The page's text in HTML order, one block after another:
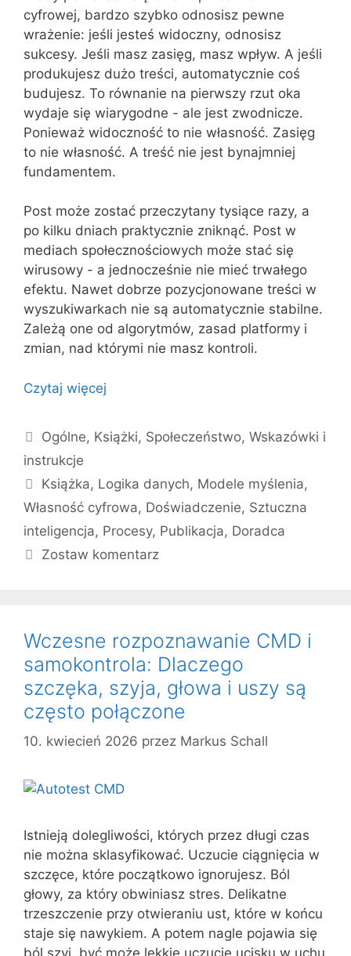
cyfrowej, bardzo szybko odnosisz pewne
wrażenie: jeśli jesteś widoczny, odnosisz
sukcesy. Jeśli masz zasięg, masz wpływ. A jeśli
produkujesz dużo treści, automatycznie coś
budujesz. To równanie na pierwszy rzut oka
wydaje się wiarygodne - ale jest zwodnicze.
Ponieważ widoczność to nie własność. Zasięg
to nie własność. A treść nie jest bynajmniej
fundamentem.
Post może zostać przeczytany tysiące razy, a
po kilku dniach praktycznie zniknąć. Post w
mediach społecznościowych może stać się
wirusowy - a jednocześnie nie mieć trwałego
efektu. Nawet dobrze pozycjonowane treści w
wyszukiwarkach nie są automatycznie stabilne.
Zależą one od algorytmów, zasad platformy i
zmian, nad którymi nie masz kontroli.
Czytaj więcej
Kategorie
Ogólne, Książki, Społeczeństwo,Wskazówki i
instrukcje
Tagi
Książka, Logika danych, Modele myślenia,
Własność cyfrowa, Doświadczenie, Sztuczna
inteligencja, Procesy, Publikacja, Doradca
Zostaw komentarz
Wczesne rozpoznawanie CMD i
samokontrola: Dlaczego
szczęka, szyja, głowa i uszy są
często połączone
10. kwiecień 2026 przez Markus Schall
Istnieją dolegliwości, których przez długi czas
nie można sklasyfikować. Uczucie ciągnięcia w
szczęce, które początkowo ignorujesz. Ból
głowy, za który obwiniasz stres. Delikatne
trzeszczenie przy otwieraniu ust, które w końcu
staje się nawykiem. A potem nagle pojawia się
ból szyi, być może lekkie uczucie ucisku w uchu